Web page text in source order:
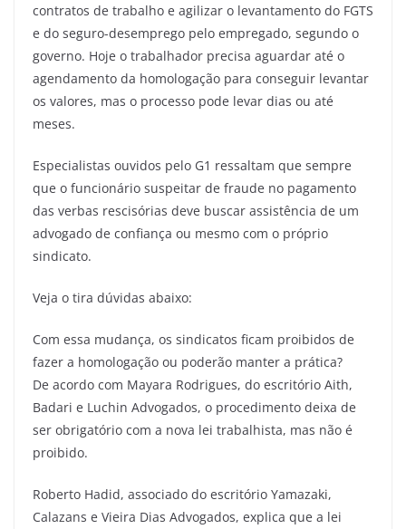
contratos de trabalho e agilizar o levantamento do FGTS
e do seguro-desemprego pelo empregado, segundo o
governo. Hoje o trabalhador precisa aguardar até o
agendamento da homologação para conseguir levantar
os valores, mas o processo pode levar dias ou até
meses.
Especialistas ouvidos pelo G1 ressaltam que sempre
que o funcionário suspeitar de fraude no pagamento
das verbas rescisórias deve buscar assistência de um
advogado de confiança ou mesmo com o próprio
sindicato.
Veja o tira dúvidas abaixo:
Com essa mudança, os sindicatos ficam proibidos de
fazer a homologação ou poderão manter a prática?
De acordo com Mayara Rodrigues, do escritório Aith,
Badari e Luchin Advogados, o procedimento deixa de
ser obrigatório com a nova lei trabalhista, mas não é
proibido.
Roberto Hadid, associado do escritório Yamazaki,
Calazans e Vieira Dias Advogados, explica que a lei